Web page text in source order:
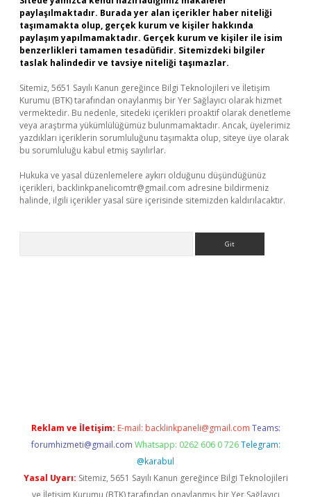
paylaşılmaktadır. Burada yer alan içerikler haber niteliği
taşımamakta olup, gerçek kurum ve kişiler hakkında
paylaşım yapılmamaktadır. Gerçek kurum ve kişiler ile isim
benzerlikleri tamamen tesadüfidir. Sitemizdeki bilgiler
taslak halindedir ve tavsiye niteliği taşımazlar.
Sitemiz, 5651 Sayılı Kanun gereğince Bilgi Teknolojileri ve İletişim
Kurumu (BTK) tarafından onaylanmış bir Yer Sağlayıcı olarak hizmet
vermektedir. Bu nedenle, sitedeki içerikleri proaktif olarak denetleme
veya araştırma yükümlülüğümüz bulunmamaktadır. Ancak, üyelerimiz
yazdıkları içeriklerin sorumluluğunu taşımakta olup, siteye üye olarak
bu sorumluluğu kabul etmiş sayılırlar.
Hukuka ve yasal düzenlemelere aykırı olduğunu düşündüğünüz
içerikleri, backlinkpanelicomtr@gmail.com adresine bildirmeniz
halinde, ilgili içerikler yasal süre içerisinde sitemizden kaldırılacaktır.
Reklam ve İletişim: E-mail: backlinkpaneli@gmail.com Teams:
forumhizmeti@gmail.com Whatsapp: 0262 606 0 726 Telegram:
@karabul
Yasal Uyarı: Sitemiz, 5651 Sayılı Kanun gereğince Bilgi Teknolojileri
ve İletişim Kurumu (BTK) tarafından onaylanmış bir Yer Sağlayıcı